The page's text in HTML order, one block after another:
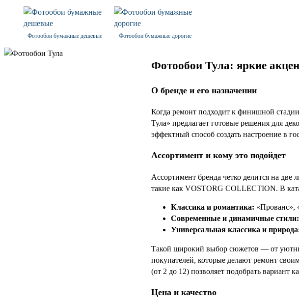
Фотообои бумажные дешевые Фотообои бумажные дорогие
Фотообои Тула: яркие
О бренде и его назначении
Когда ремонт подходит к финишной
Тула» предлагает готовые решения для
эффектный способ создать настроение в
Ассортимент и кому это подойдет
Ассортимент бренда четко делится на
такие как VOSTORG COLLECTION. В
Классика и романтика: «Прованс»,
Современные и динамичные стили:
Универсальная классика и
Такой широкий выбор сюжетов — от
покупателей, которые делают ремонт
(от 2 до 12) позволяет подобрать вариант
Цена и качество